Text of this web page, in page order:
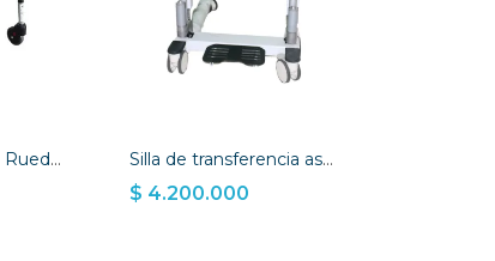
Silla Sanitaria con Ruedas Silla de transferencia asistida para movilidad
$ 4.200.000